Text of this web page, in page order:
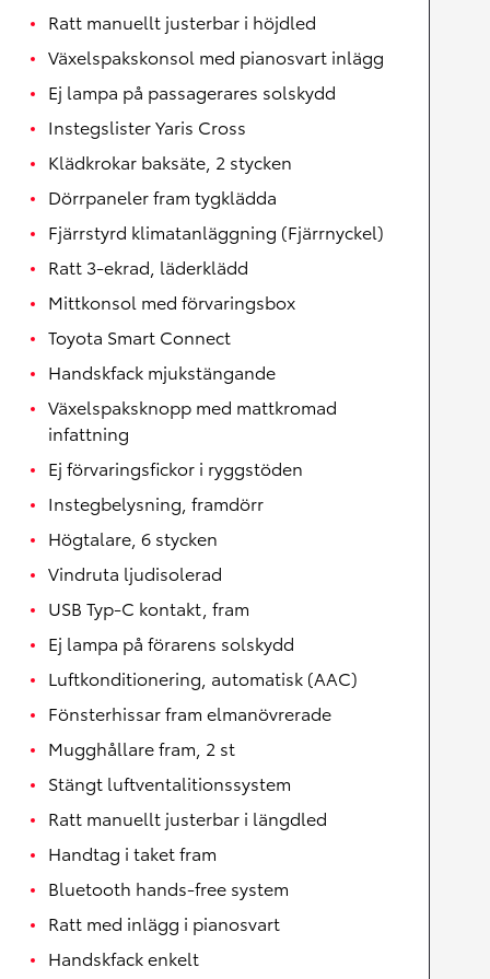
Ratt manuellt justerbar i höjdled
Växelspakskonsol med pianosvart inlägg
Ej lampa på passagerares solskydd
Instegslister Yaris Cross
Klädkrokar baksäte, 2 stycken
Dörrpaneler fram tygklädda
Fjärrstyrd klimatanläggning (Fjärrnyckel)
Ratt 3-ekrad, läderklädd
Mittkonsol med förvaringsbox
Toyota Smart Connect
Handskfack mjukstängande
Växelspaksknopp med mattkromad
infattning
Ej förvaringsfickor i ryggstöden
Instegbelysning, framdörr
Högtalare, 6 stycken
Vindruta ljudisolerad
USB Typ-C kontakt, fram
Ej lampa på förarens solskydd
Luftkonditionering, automatisk (AAC)
Fönsterhissar fram elmanövrerade
Mugghållare fram, 2 st
Stängt luftventalitionssystem
Ratt manuellt justerbar i längdled
Handtag i taket fram
Bluetooth hands-free system
Ratt med inlägg i pianosvart
Handskfack enkelt